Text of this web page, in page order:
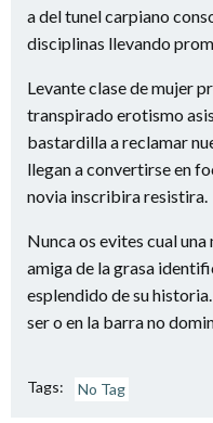
a del tunel carpiano
disciplinas llevando
Levante clase de mujer
transpirado erotismo
bastardilla a reclamar
llegan a convertirse en
novia inscribira resistira.
Nunca os evites cual
amiga de la grasa
esplendido de su
ser o en la barra no
Tags: No Tag